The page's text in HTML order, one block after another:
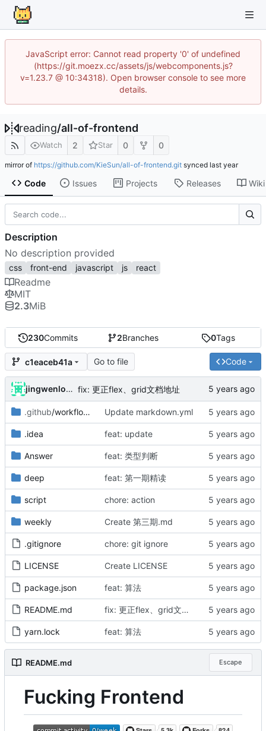
JavaScript error: Cannot read property '0' of undefined
(https://git.moezx.cc/assets/js/webcomponents.js?
v=1.23.7 @ 10:34318). Open browser console to see more
details.
reading/all-of-frontend
Watch 2 Star 0 0
mirror of https://github.com/KieSun/all-of-frontend.git synced
Code Issues Projects Releases Wiki
230Commits 2Branches 0Tags
c1eaceb41a Go to file Code
jingwenlong fix: 更正flex、grid文档地址
.github/workflows Update markdown.yml
.idea feat: update
Answer feat: 类型判断
deep feat: 第一期精读
script chore: action
weekly Create 第三期.md
.gitignore chore: git ignore
LICENSE Create LICENSE
package.json feat: 算法
README.md fix: 更正flex、grid文档地址
yarn.lock feat: 算法
README.md Escape
Fucking Frontend
Description
No description provided
css front-end javascript js react
Readme
MIT
2.3MiB